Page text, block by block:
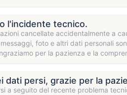
l'incidente tecnico.
cancellate accidentalmente a
foto e altri dati personali
per la pazienza e la
dati persi, grazie per la
a seguito del recente problema